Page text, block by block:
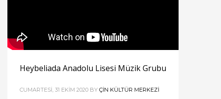
Heybeliada Anadolu Lisesi Müzik Grubu
CUMARTESI, 31 EKIM 2020 BY ÇIN KÜLTÜR MERKEZI